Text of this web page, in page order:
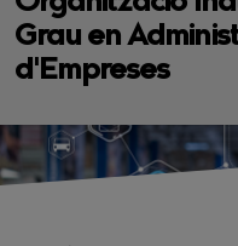
Grau en
d'Empreses